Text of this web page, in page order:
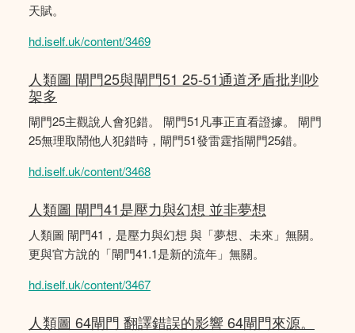
天賦。
hd.iself.uk/content/3469
人類圖 閘門25與閘門51 25-51通道矛盾批判吵
架多
閘門25主觀說人會犯錯。 閘門51凡事正直看證據。 閘門
25無理取鬧他人犯錯時，閘門51發雷霆指閘門25錯。
hd.iself.uk/content/3468
人類圖 閘門41是壓力與幻想 並非夢想
人類圖 閘門41，是壓力與幻想 與「夢想、未來」無關。
更與官方說的「閘門41.1是新的流年」無關。
hd.iself.uk/content/3467
人類圖 64閘門 翻譯錯誤的影響 64閘門來源。